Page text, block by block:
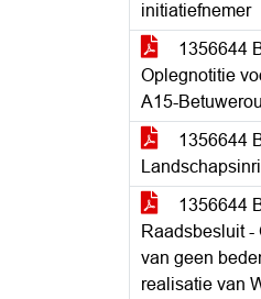
initiatiefnemer
1356644
Oplegnotitie
A15-
1356644
1356644
Raadsbesluit -
van geen
realisatie van